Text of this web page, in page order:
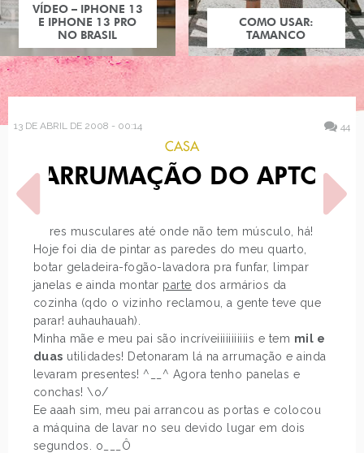
VÍDEO – IPHONE 13
E IPHONE 13 PRO
NO BRASIL
COMO USAR:
TAMANCO
13 DE ABRIL DE 2008 - 00:14 44
CASA
ARRUMAÇÃO DO APTO
Dores musculares até onde não tem músculo, há!
Hoje foi dia de pintar as paredes do meu quarto,
botar geladeira-fogão-lavadora pra funfar, limpar
janelas e ainda montar parte dos armários da
cozinha (qdo o vizinho reclamou, a gente teve que
parar! auhauhauah).
Minha mãe e meu pai são incríveiiiiiiiiiiis e tem mil e
duas utilidades! Detonaram lá na arrumação e ainda
levaram presentes! ^__^ Agora tenho panelas e
conchas! \o/
Ee aaah sim, meu pai arrancou as portas e colocou
a máquina de lavar no seu devido lugar em dois
segundos. o___Ô
POST ANTERIOR
POST ELES 3 NO SHIMO,
ARRUMAÇÃO DO APTO
PRÓXIMO POST
CONFESSIONS OF A
SHOPAHOLIC - THE MOVIE,